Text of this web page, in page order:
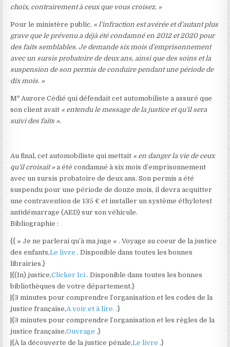
choix, contrairement à ceux que vous croisez. »
Pour le ministère public, « l’infraction est avérée et d’autant plus
grave que le prévenu a déjà été condamné en 2012 et 2020 pour
des faits semblables. Je demande six mois d’emprisonnement
avec un sursis probatoire de deux ans, ainsi que des soins et la
suspension de son permis de conduire pendant une période de
dix mois. »
Me Aurore Cédié qui défendait cet automobiliste a assuré que
son client avait « entendu le message de la justice et qu’il sera
suivi des faits ».
Au final, cet automobiliste qui mettait « en danger la vie de ceux
qu’il croisait »a été condamné à six mois d’emprisonnement
avec un sursis probatoire de deux ans. Son permis a été
suspendu pour une période de douze mois, il devra acquitter
une contravention de 135 € et installer un système éthylotest
antidémarrage (AED) sur son véhicule.
Bibliographie :
{{ » Je ne parlerai qu’à ma juge « . Voyage au coeur de la justice
des enfants,Le livre . Disponible dans toutes les bonnes
librairies.}
|{(In) justice,Clicker Ici . Disponible dans toutes les bonnes
bibliothèques de votre département.}
|{3 minutes pour comprendre l’organisation et les codes de la
justice française,A voir et à lire. .}
|{3 minutes pour comprendre l’organisation et les règles de la
justice française,Ouvrage .}
|{À la découverte de la justice pénale,Le livre .}